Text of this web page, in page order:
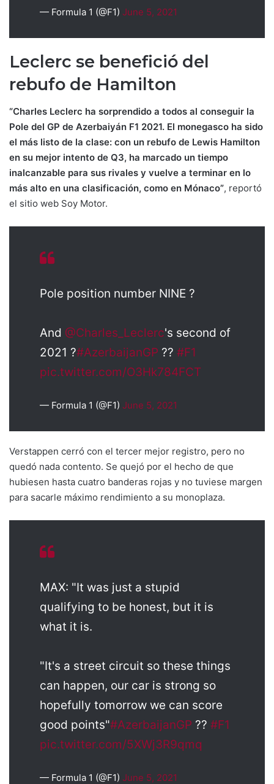
— Formula 1 (@F1) June 5, 2021
Leclerc se benefició del
rebufo de Hamilton
“Charles Leclerc ha sorprendido a todos al conseguir la
Pole del GP de Azerbaiyán F1 2021. El monegasco ha sido
el más listo de la clase: con un rebufo de Lewis Hamilton
en su mejor intento de Q3, ha marcado un tiempo
inalcanzable para sus rivales y vuelve a terminar en lo
más alto en una clasificación, como en Mónaco”, reportó
el sitio web Soy Motor.
Pole position number NINE ?
And @Charles_Leclerc's second of
2021 ?#AzerbaijanGP ?? #F1
pic.twitter.com/O3Hk784FCT
— Formula 1 (@F1) June 5, 2021
Verstappen cerró con el tercer mejor registro, pero no
quedó nada contento. Se quejó por el hecho de que
hubiesen hasta cuatro banderas rojas y no tuviese margen
para sacarle máximo rendimiento a su monoplaza.
MAX: "It was just a stupid
qualifying to be honest, but it is
what it is.
"It's a street circuit so these things
can happen, our car is strong so
hopefully tomorrow we can score
good points"#AzerbaijanGP ?? #F1
pic.twitter.com/5XWj3R9qmq
— Formula 1 (@F1) June 5, 2021